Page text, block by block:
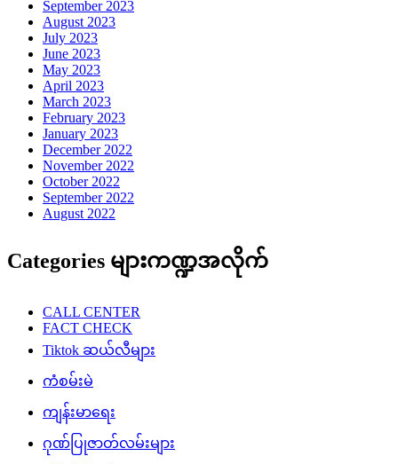
September 2023
August 2023
July 2023
June 2023
May 2023
April 2023
March 2023
February 2023
January 2023
December 2022
November 2022
October 2022
September 2022
August 2022
Categories များကဏ္ဍအလိုက်
CALL CENTER
FACT CHECK
Tiktok ဆယ်လီများ
ကံစမ်းမဲ
ကျန်းမာရေး
ဂုဏ်ပြုဇာတ်လမ်းများ